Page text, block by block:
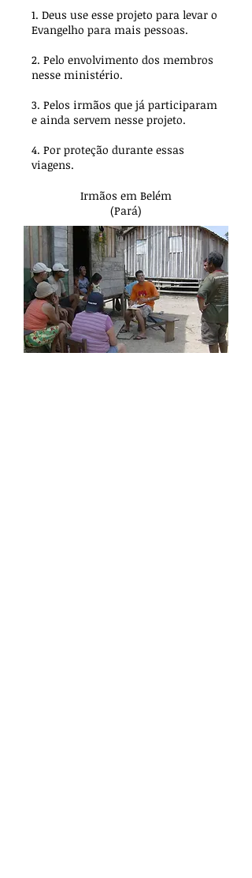
1. Deus use esse projeto para levar o
Evangelho para mais pessoas.
2. Pelo envolvimento dos membros
nesse ministério.
3. Pelos irmãos que já participaram
e ainda servem nesse projeto.
4. Por proteção durante essas
viagens.
Irmãos em Belém
(Pará)